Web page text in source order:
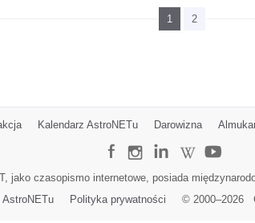
1 2
Kalendarz AstroNETu Darowizna
jako czasopismo internetowe, posiada
AstroNETu
Polityka prywatności © 2000–2026